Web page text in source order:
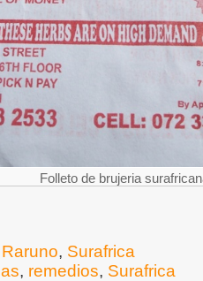
Folleto de brujeria
, Surafrica
, remedios, Surafrica